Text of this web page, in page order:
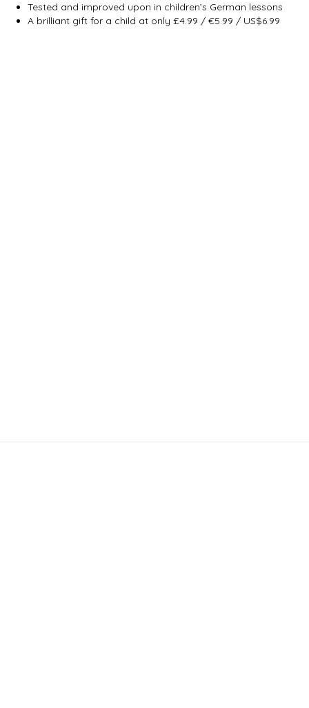
Tested and improved upon in children’s German lessons
A brilliant gift for a child at only £4.99 / €5.99 / US$6.99